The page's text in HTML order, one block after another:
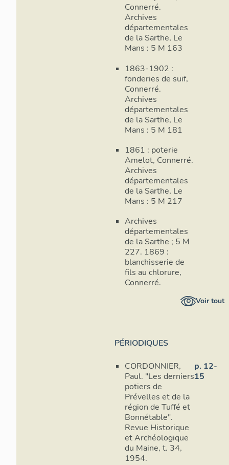
Connerré.
Archives
départementales
de la Sarthe, Le
Mans : 5 M 163
1863-1902 :
fonderies de suif,
Connerré.
Archives
départementales
de la Sarthe, Le
Mans : 5 M 181
1861 : poterie
Amelot, Connerré.
Archives
départementales
de la Sarthe, Le
Mans : 5 M 217
Archives
départementales
de la Sarthe ; 5 M
227. 1869 :
blanchisserie de
fils au chlorure,
Connerré.
Voir tout
PÉRIODIQUES
CORDONNIER,
Paul. "Les derniers
potiers de
Prévelles et de la
région de Tuffé et
Bonnétable".
Revue Historique
et Archéologique
du Maine, t. 34,
1954.
p. 12-
15